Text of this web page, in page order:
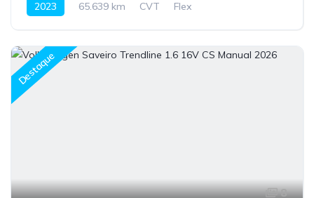
2023 65.639 km CVT Flex
Destaque
8